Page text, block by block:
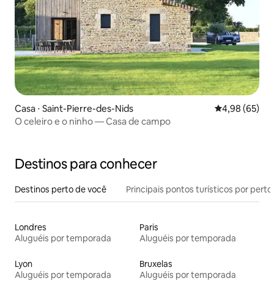
Casa ⋅ Saint-Pierre-des-Nids 4,98 de uma
4,98 (65)
O celeiro e o ninho — Casa de campo
Destinos para conhecer
Destinos perto de você Principais pontos turísticos por perto
Londres
Aluguéis por temporada
Paris
Aluguéis por temporada
Lyon
Aluguéis por temporada
Bruxelas
Aluguéis por temporada